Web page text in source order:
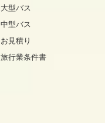
大型バス
中型バス
お見積り
旅行業条件書